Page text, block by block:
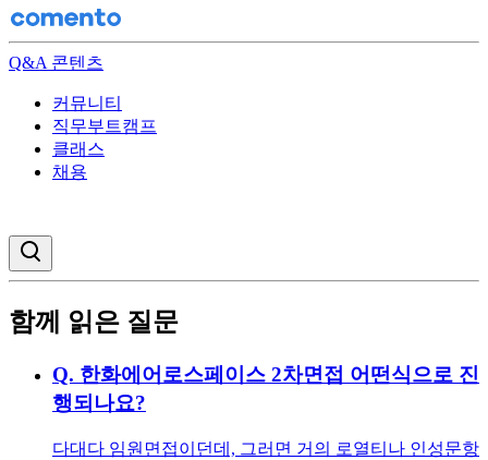
Q&A 콘텐츠
커뮤니티
직무부트캠프
클래스
채용
함께 읽은 질문
Q. 한화에어로스페이스 2차면접 어떤식으로 진
행되나요?
다대다 임원면접이던데, 그러면 거의 로열티나 인성문항